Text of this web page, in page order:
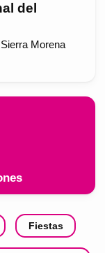
del
Morena
Fiestas